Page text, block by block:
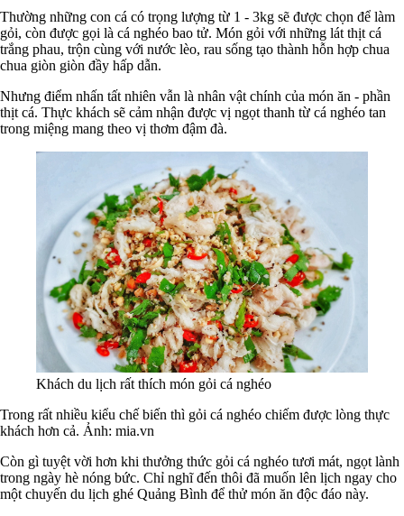
Thường những con cá có trọng lượng từ 1 - 3kg sẽ được chọn để làm
gỏi, còn được gọi là cá nghéo bao tử. Món gỏi với những lát thịt cá
trắng phau, trộn cùng với nước lèo, rau sống tạo thành hỗn hợp chua
chua giòn giòn đầy hấp dẫn.
Nhưng điểm nhấn tất nhiên vẫn là nhân vật chính của món ăn - phần
thịt cá. Thực khách sẽ cảm nhận được vị ngọt thanh từ cá nghéo tan
trong miệng mang theo vị thơm đậm đà.
Khách du lịch rất thích món gỏi cá nghéo
Trong rất nhiều kiểu chế biến thì gỏi cá nghéo chiếm được lòng thực
khách hơn cả. Ảnh: mia.vn
Còn gì tuyệt vời hơn khi thưởng thức gỏi cá nghéo tươi mát, ngọt lành
trong ngày hè nóng bức. Chỉ nghĩ đến thôi đã muốn lên lịch ngay cho
một chuyến du lịch ghé Quảng Bình để thử món ăn độc đáo này.